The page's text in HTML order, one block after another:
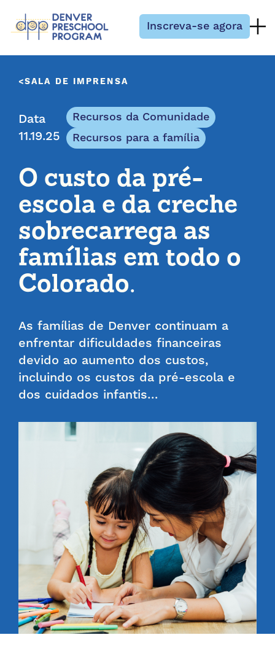
Inscreva-se agora
SALA DE IMPRENSA
Data
11.19.25
Recursos da Comunidade
Recursos para a família
O custo da pré-
escola e da creche
sobrecarrega as
famílias em todo o
Colorado.
As famílias de Denver continuam a
enfrentar dificuldades financeiras
devido ao aumento dos custos,
incluindo os custos da pré-escola e
dos cuidados infantis…